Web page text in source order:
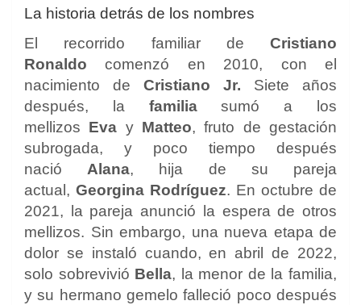
La historia detrás de los nombres
El recorrido familiar de Cristiano
Ronaldo comenzó en 2010, con el
nacimiento de Cristiano Jr. Siete años
después, la familiasumó a los
mellizos Eva y Matteo, fruto de gestación
subrogada, y poco tiempo después
nació Alana, hija de su pareja
actual, Georgina Rodríguez. En octubre de
2021, la pareja anunció la espera de otros
mellizos. Sin embargo, una nueva etapa de
dolor se instaló cuando, en abril de 2022,
solo sobrevivió Bella, la menor de la familia,
y su hermano gemelo falleció poco después